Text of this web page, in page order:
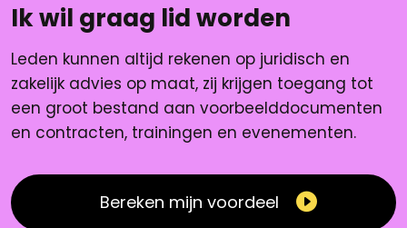
Ik wil graag lid worden
Leden kunnen altijd rekenen op juridisch en
zakelijk advies op maat, zij krijgen toegang tot
een groot bestand aan voorbeelddocumenten
en contracten, trainingen en evenementen.
Bereken mijn voordeel